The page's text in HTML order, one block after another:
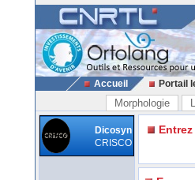
Accueil Portail
Morphologie
Dicosyn
CRISCO